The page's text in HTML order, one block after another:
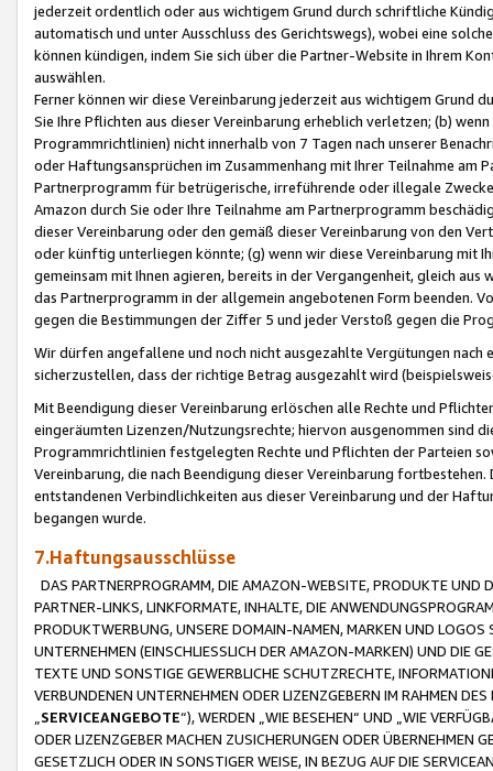
jederzeit ordentlich oder aus wichtigem Grund durch schriftliche
automatisch und unter Ausschluss des Gerichtswegs), wobei eine
können kündigen, indem Sie sich über die Partner-Website in Ihrem
auswählen.
Ferner können wir diese Vereinbarung jederzeit aus wichtigem Grund
Sie Ihre Pflichten aus dieser Vereinbarung erheblich verletzen; (b)
Programmrichtlinien) nicht innerhalb von 7 Tagen nach unserer
oder Haftungsansprüchen im Zusammenhang mit Ihrer Teilnahme am
Partnerprogramm für betrügerische, irreführende oder illegale
Amazon durch Sie oder Ihre Teilnahme am Partnerprogramm
dieser Vereinbarung oder den gemäß dieser Vereinbarung von den
oder künftig unterliegen könnte; (g) wenn wir diese Vereinbarung mit
gemeinsam mit Ihnen agieren, bereits in der Vergangenheit, gleich
das Partnerprogramm in der allgemein angebotenen Form beenden.
gegen die Bestimmungen der Ziffer 5 und jeder Verstoß gegen die
Wir dürfen angefallene und noch nicht ausgezahlte Vergütungen
sicherzustellen, dass der richtige Betrag ausgezahlt wird
Mit Beendigung dieser Vereinbarung erlöschen alle Rechte und
eingeräumten Lizenzen/Nutzungsrechte; hiervon ausgenommen sind
Programmrichtlinien festgelegten Rechte und Pflichten der Parteien
Vereinbarung, die nach Beendigung dieser Vereinbarung
entstandenen Verbindlichkeiten aus dieser Vereinbarung und der
begangen wurde.
7.Haftungsausschlüsse
DAS PARTNERPROGRAMM, DIE AMAZON-WEBSITE, PRODUKTE UND
PARTNER-LINKS, LINKFORMATE, INHALTE, DIE
PRODUKTWERBUNG, UNSERE DOMAIN-NAMEN, MARKEN UND
UNTERNEHMEN (EINSCHLIESSLICH DER AMAZON-MARKEN) UND DIE
TEXTE UND SONSTIGE GEWERBLICHE SCHUTZRECHTE,
VERBUNDENEN UNTERNEHMEN ODER LIZENZGEBERN IM RAHMEN
SERVICEANGEBOTE“), WERDEN „WIE BESEHEN“ UND „WIE
ODER LIZENZGEBER MACHEN ZUSICHERUNGEN ODER ÜBERNEHMEN
GESETZLICH ODER IN SONSTIGER WEISE, IN BEZUG AUF DIE